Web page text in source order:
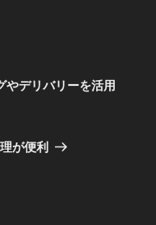
やデリバリーを活用
が便利